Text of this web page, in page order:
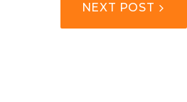
NEXT POST